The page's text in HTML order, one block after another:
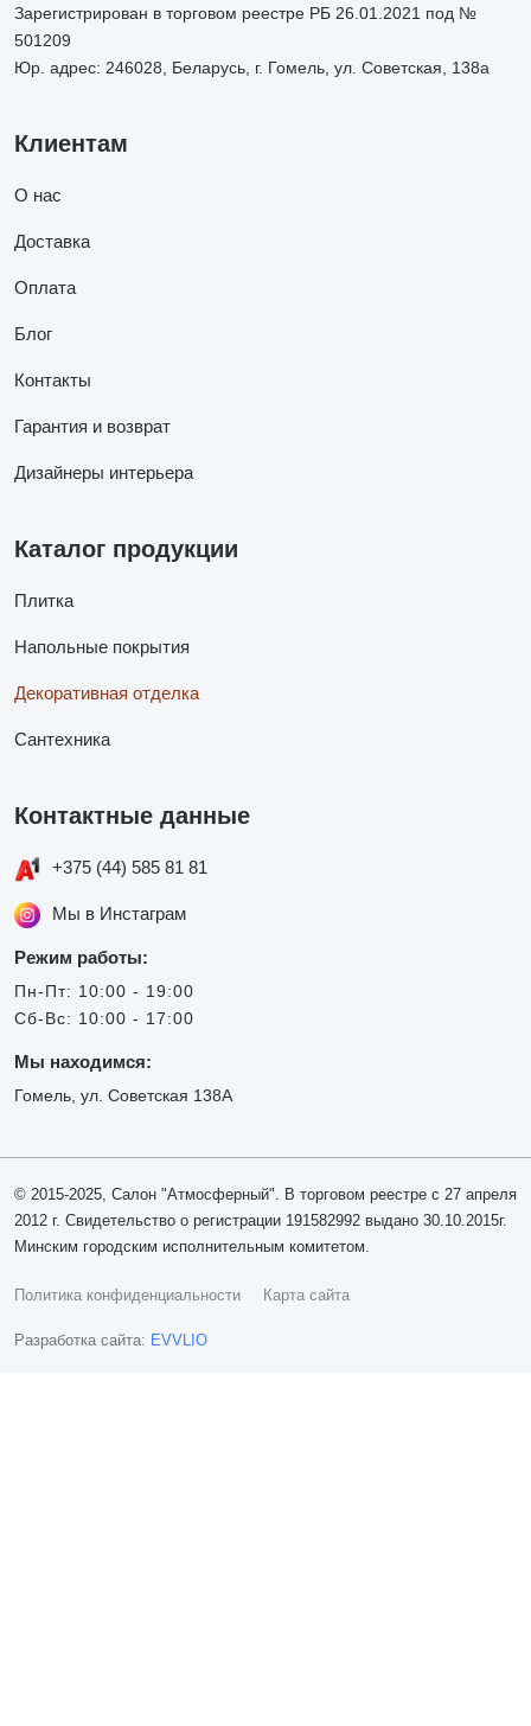
Зарегистрирован в торговом реестре РБ 26.01.2021 под №
501209
Юр. адрес: 246028, Беларусь, г. Гомель, ул. Советская, 138а
Клиентам
О нас
Доставка
Оплата
Блог
Контакты
Гарантия и возврат
Дизайнеры интерьера
Каталог продукции
Плитка
Напольные покрытия
Декоративная отделка
Сантехника
Контактные данные
+375 (44) 585 81 81
Мы в Инстаграм
Режим работы:
Пн-Пт: 10:00 - 19:00
Сб-Вс: 10:00 - 17:00
Мы находимся:
Гомель, ул. Советская 138А
© 2015-2025, Салон "Атмосферный". В торговом реестре с 27 апреля
2012 г. Свидетельство о регистрации 191582992 выдано 30.10.2015г.
Минским городским исполнительным комитетом.
Политика конфиденциальности Карта сайта
Разработка сайта: EVVLIO